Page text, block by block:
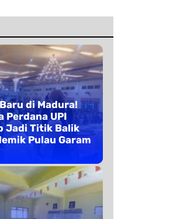
di Madura!
Perdana UPI
Jadi Titik Balik
Pulau Garam